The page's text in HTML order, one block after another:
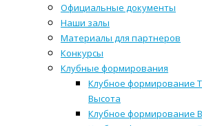
Официальные документы
Наши залы
Материалы для партнеров
Конкурсы
Клубные формирования
Клубное формирование
Высота
Клубное формирование